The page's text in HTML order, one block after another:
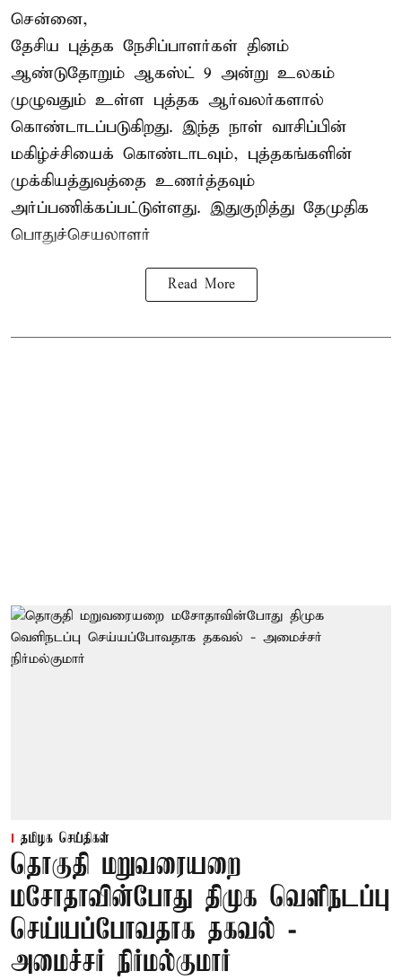
சென்னை,
தேசிய புத்தக நேசிப்பாளர்கள் தினம்
ஆண்டுதோறும் ஆகஸ்ட் 9 அன்று உலகம்
முழுவதும் உள்ள புத்தக ஆர்வலர்களால்
கொண்டாடப்படுகிறது. இந்த நாள் வாசிப்பின்
மகிழ்ச்சியைக் கொண்டாடவும், புத்தகங்களின்
முக்கியத்துவத்தை உணர்த்தவும்
அர்ப்பணிக்கப்பட்டுள்ளது. இதுகுறித்து தேமுதிக
பொதுச்செயலாளர்
Read More
தமிழக செய்திகள்
தொகுதி மறுவரையறை
மசோதாவின்போது திமுக வெளிநடப்பு
செய்யப்போவதாக தகவல் -
அமைச்சர் நிர்மல்குமார்